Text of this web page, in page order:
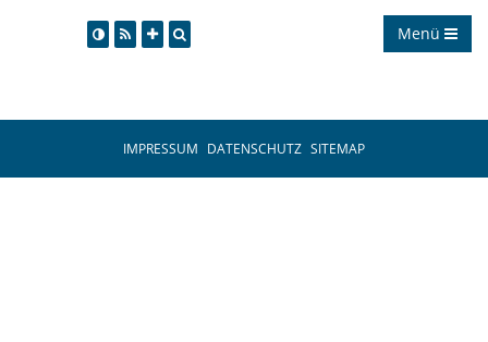
Menü
IMPRESSUM DATENSCHUTZ SITEMAP